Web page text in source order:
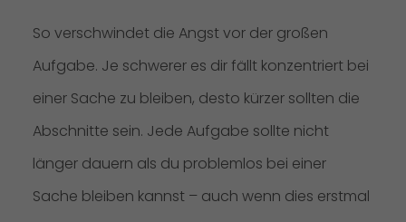
So verschwindet die Angst vor der großen
Aufgabe. Je schwerer es dir fällt konzentriert bei
einer Sache zu bleiben, desto kürzer sollten die
Abschnitte sein. Jede Aufgabe sollte nicht
länger dauern als du problemlos bei einer
Sache bleiben kannst – auch wenn dies erstmal